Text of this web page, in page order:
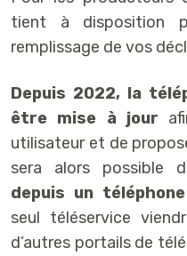
tient à disposition
remplissage de vos
Depuis 2022, la
être mise à jour
utilisateur et de
sera alors possible
depuis un
seul téléservice
d’autres portails de